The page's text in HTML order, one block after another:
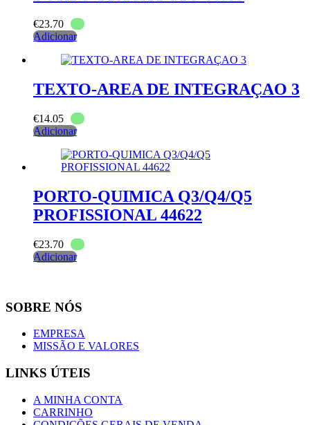
€23.70
Adicionar
TEXTO-AREA DE INTEGRAÇAO 3
€14.05
Adicionar
PORTO-QUIMICA Q3/Q4/Q5
PROFISSIONAL 44622
€23.70
Adicionar
SOBRE NÓS
EMPRESA
MISSÃO E VALORES
LINKS ÚTEIS
A MINHA CONTA
CARRINHO